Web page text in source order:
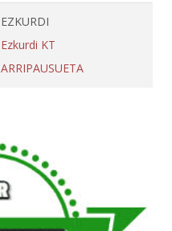
EZKURDI
Ezkurdi KT
ARRIPAUSUETA